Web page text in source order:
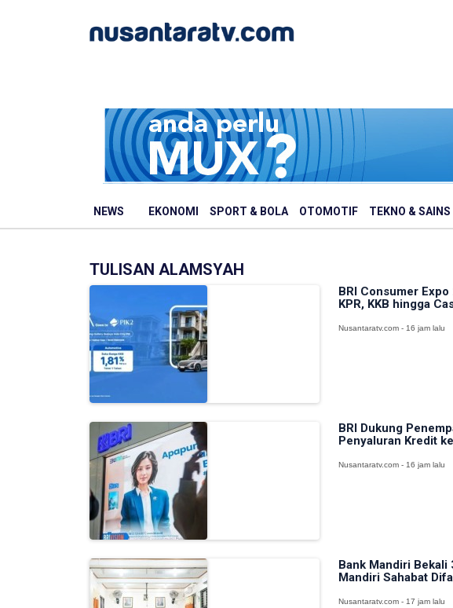
NEWS EKONOMI SPORT & BOLA OTOMOTIF TEKNO & SAINS
TULISAN ALAMSYAH
BRI Consumer
KPR, KKB hingga
Nusantaratv.com - 16 jam lalu
BRI Dukung
Penyaluran Kredit
Nusantaratv.com - 16 jam lalu
Bank Mandiri Bekali
Mandiri Sahabat
Nusantaratv.com - 17 jam lalu